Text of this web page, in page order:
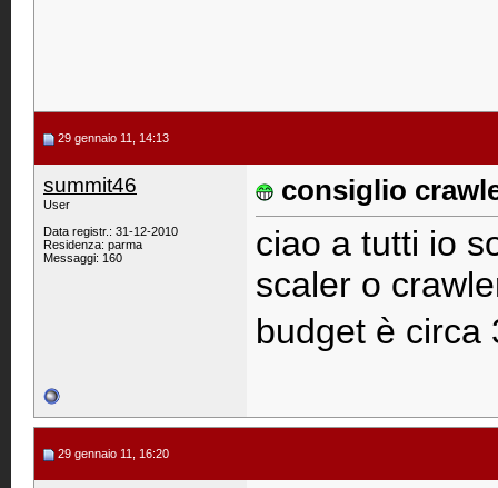
29 gennaio 11, 14:13
summit46
User
Data registr.: 31-12-2010
Residenza: parma
Messaggi: 160
consiglio
ciao a tutti io
scaler o
budget è circa
29 gennaio 11, 16:20